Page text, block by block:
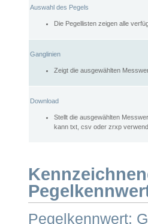
Auswahl des Pegels
Die Pegellisten zeigen alle
Ganglinien
Zeigt die ausgewählten
Download
Stellt die ausgewählten
kann txt, csv oder zrxp
Pegelkennwert: